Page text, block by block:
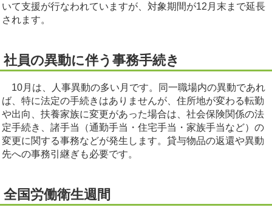
いて支援が行なわれていますが、対象期間が12月末まで延長
されます。
社員の異動に伴う事務手続き
10月は、人事異動の多い月です。同一職場内の異動であれ
ば、特に法定の手続きはありませんが、住所地が変わる転勤
や出向、扶養家族に変更があった場合は、社会保険関係の法
定手続き、諸手当（通勤手当・住宅手当・家族手当など）の
変更に関する事務などが発生します。貸与物品の返還や異動
先への事務引継ぎも必要です。
全国労働衛生週間